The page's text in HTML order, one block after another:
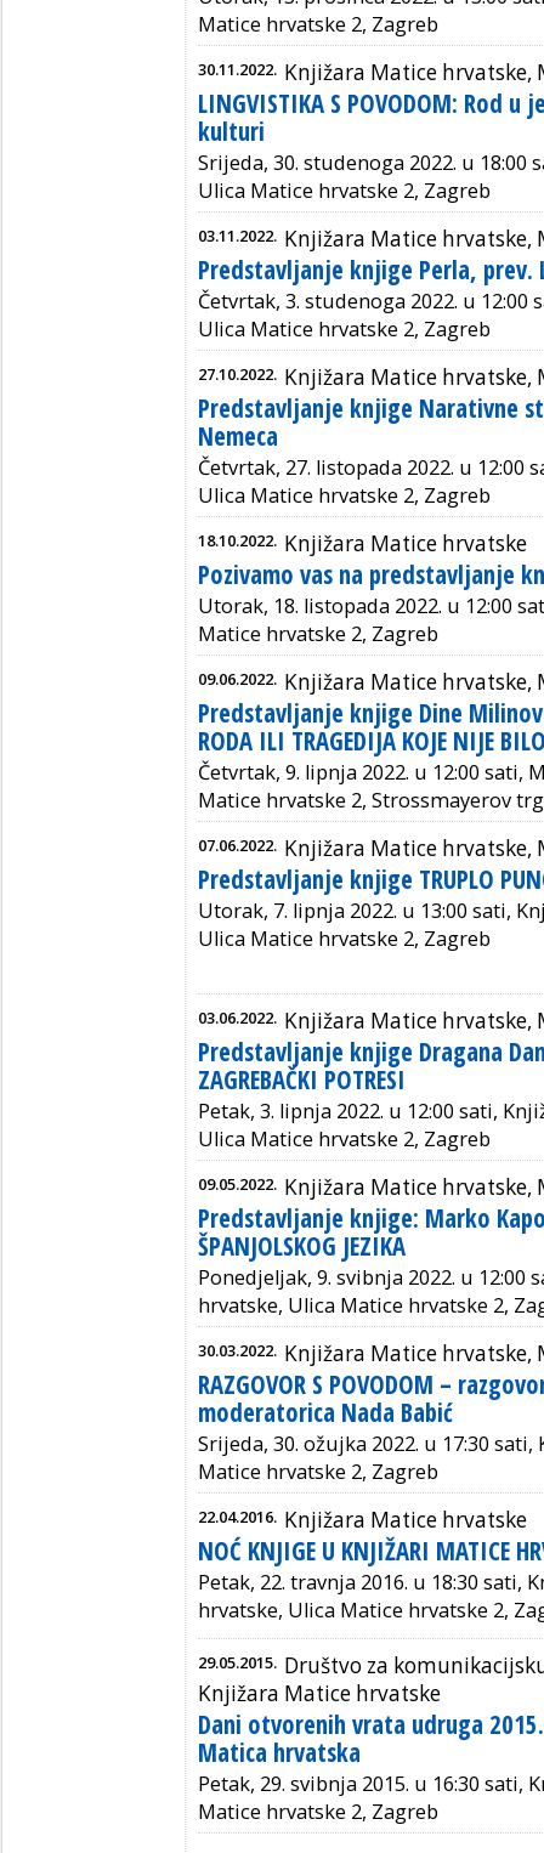
Matice hrvatske 2, Zagreb
30.11.2022. Knjižara Matice hrvatske,
LINGVISTIKA S POVODOM: Rod
kulturi
Srijeda, 30. studenoga 2022. u 18:00
Ulica Matice hrvatske 2, Zagreb
03.11.2022. Knjižara Matice hrvatske,
Predstavljanje knjige Perla, prev.
Četvrtak, 3. studenoga 2022. u
Ulica Matice hrvatske 2, Zagreb
27.10.2022. Knjižara Matice hrvatske,
Predstavljanje knjige Narativne
Nemeca
Četvrtak, 27. listopada 2022. u 12:00
Ulica Matice hrvatske 2, Zagreb
18.10.2022. Knjižara Matice hrvatske
Pozivamo vas na predstavljanje
Utorak, 18. listopada 2022. u 12:00
Matice hrvatske 2, Zagreb
09.06.2022. Knjižara Matice hrvatske,
Predstavljanje knjige Dine
RODA ILI TRAGEDIJA KOJE NIJE
Četvrtak, 9. lipnja 2022. u 12:00 sati,
Matice hrvatske 2, Strossmayerov
07.06.2022. Knjižara Matice hrvatske,
Predstavljanje knjige TRUPLO
Utorak, 7. lipnja 2022. u 13:00 sati,
Ulica Matice hrvatske 2, Zagreb
03.06.2022. Knjižara Matice hrvatske,
Predstavljanje knjige Dragana
ZAGREBAČKI POTRESI
Petak, 3. lipnja 2022. u 12:00 sati,
Ulica Matice hrvatske 2, Zagreb
09.05.2022. Knjižara Matice hrvatske,
Predstavljanje knjige: Marko
ŠPANJOLSKOG JEZIKA
Ponedjeljak, 9. svibnja 2022. u 12:00
hrvatske, Ulica Matice hrvatske 2,
30.03.2022. Knjižara Matice hrvatske,
RAZGOVOR S POVODOM –
moderatorica Nada Babić
Srijeda, 30. ožujka 2022. u 17:30
Matice hrvatske 2, Zagreb
22.04.2016. Knjižara Matice hrvatske
NOĆ KNJIGE U KNJIŽARI MATICE
Petak, 22. travnja 2016. u 18:30 sati,
hrvatske, Ulica Matice hrvatske 2,
29.05.2015. Društvo za
Knjižara Matice hrvatske
Dani otvorenih vrata udruga
Matica hrvatska
Petak, 29. svibnja 2015. u 16:30 sati,
Matice hrvatske 2, Zagreb